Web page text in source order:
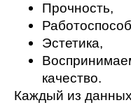
Прочность,
Эстетика,
качество.
Каждый из